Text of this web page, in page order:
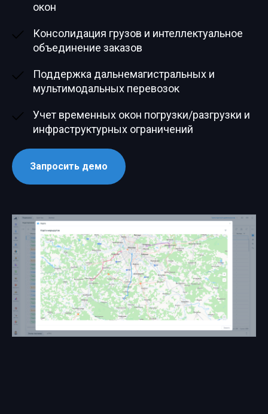
окон
Консолидация грузов и интеллектуальное
объединение заказов
Поддержка дальнемагистральных и
мультимодальных перевозок
Учет временных окон погрузки/разгрузки и
инфраструктурных ограничений
Запросить демо